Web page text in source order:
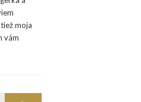
moja
vám